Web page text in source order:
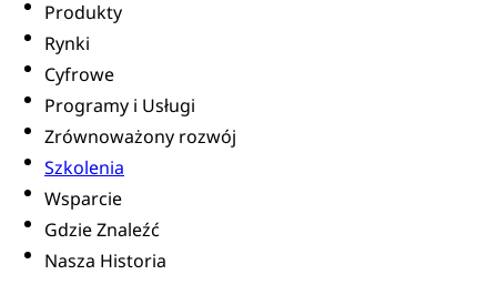
Produkty
Rynki
Cyfrowe
Programy i Usługi
Zrównoważony rozwój
Szkolenia
Wsparcie
Gdzie Znaleźć
Nasza Historia